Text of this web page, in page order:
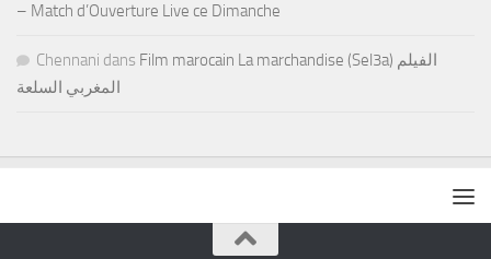
– Match d’Ouverture Live ce Dimanche
Chennani dans Film marocain La marchandise (Sel3a) الفيلم
المغربي السلعة